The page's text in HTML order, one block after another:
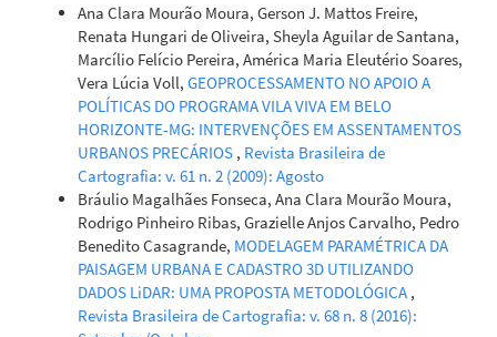
Ana Clara Mourão Moura, Gerson J. Mattos Freire,
Renata Hungari de Oliveira, Sheyla Aguilar de Santana,
Marcílio Felício Pereira, América Maria Eleutério Soares,
Vera Lúcia Voll, GEOPROCESSAMENTO NO APOIO A
POLÍTICAS DO PROGRAMA VILA VIVA EM BELO
HORIZONTE-MG: INTERVENÇÕES EM ASSENTAMENTOS
URBANOS PRECÁRIOS , Revista Brasileira de
Cartografia: v. 61 n. 2 (2009): Agosto
Bráulio Magalhães Fonseca, Ana Clara Mourão Moura,
Rodrigo Pinheiro Ribas, Grazielle Anjos Carvalho, Pedro
Benedito Casagrande, MODELAGEM PARAMÉTRICA DA
PAISAGEM URBANA E CADASTRO 3D UTILIZANDO
DADOS LiDAR: UMA PROPOSTA METODOLÓGICA ,
Revista Brasileira de Cartografia: v. 68 n. 8 (2016):